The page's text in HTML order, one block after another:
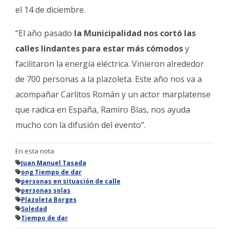
el 14 de diciembre.
“El año pasado la Municipalidad nos cortó las
calles lindantes para estar más cómodosy
facilitaron la energía eléctrica. Vinieron alrededor
de 700 personas a la plazoleta. Este año nos va a
acompañar Carlitos Román y un actor marplatense
que radica en España, Ramiro Blas, nos ayuda
mucho con la difusión del evento”.
En esta nota
Juan Manuel Tasada
ong Tiempo de dar
personas en situación de calle
personas solas
Plazoleta Borges
Soledad
Tiempo de dar